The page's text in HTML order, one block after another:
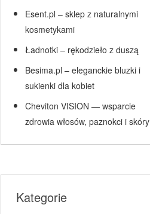
Esent.pl – sklep z naturalnymi
kosmetykami
Ładnotki – rękodzieło z duszą
Besima.pl – eleganckie bluzki i
sukienki dla kobiet
Cheviton VISION — wsparcie
zdrowia włosów, paznokci i skóry
Kategorie